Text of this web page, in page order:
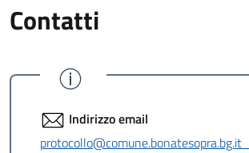
Contatti
Indirizzo email
protocollo@comune.bonatesopra.bg.it